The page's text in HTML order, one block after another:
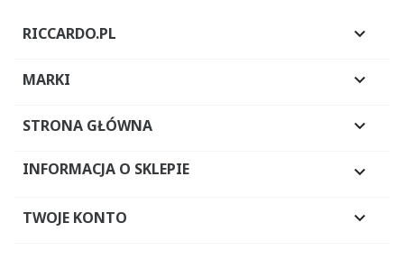
RICCARDO.PL 
MARKI 
STRONA GŁÓWNA 
INFORMACJA O SKLEPIE 
TWOJE KONTO 